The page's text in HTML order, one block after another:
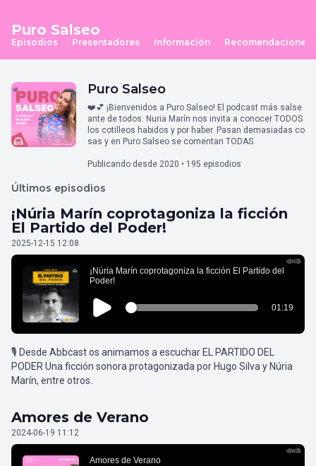
Puro Salseo
Episodios Presentadores Información Recomendaciones
Puro Salseo
❤️💕 ¡Bienvenidos a Puro Salseo! El podcast más salse
ante de todos. Nuria Marín nos invita a conocer TODOS
los cotilleos habidos y por haber. Pasan demasiadas co
sas y en Puro Salseo se comentan TODAS.
Publicando desde 2020 • 195 episodios
Últimos episodios
¡Núria Marín coprotagoniza la ficción
El Partido del Poder!
2025-12-15 12:08
🎙️ Desde Abbcast os animamos a escuchar EL PARTIDO DEL
PODER Una ficción sonora protagonizada por Hugo Silva y Núria
Marín, entre otros.
Amores de Verano
2024-06-19 11:12